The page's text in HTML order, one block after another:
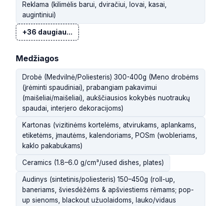
Reklama (kilimėlis barui, dviračiui, lovai, kasai,
augintiniui)
+36 daugiau...
Medžiagos
Drobė (Medvilnė/Poliesteris) 300-400g (Meno drobėms
(įrėminti spaudiniai), prabangiam pakavimui
(maišeliai/maišeliai), aukščiausios kokybės nuotraukų
spaudai, interjero dekoracijoms)
Kartonas (vizitinėms kortelėms, atvirukams, aplankams,
etiketėms, įmautėms, kalendoriams, POSm (wobleriams,
kaklo pakabukams)
Ceramics (1.8–6.0 g/cm³/used dishes, plates)
Audinys (sintetinis/poliesteris) 150–450g (roll-up,
baneriams, šviesdėžėms & apšviestiems rėmams; pop-
up sienoms, blackout užuolaidoms, lauko/vidaus